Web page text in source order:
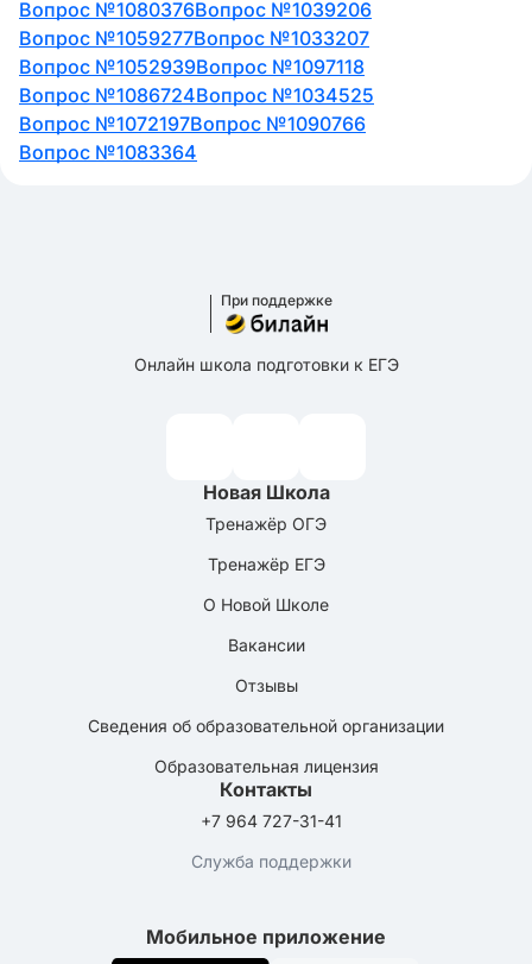
обсуждаешь проблему с менеджером или
выражаешь свои претензии через отзывы или
обратную связь магазина.
Вопрос №1080376Вопрос №1039206
Вопрос №1059277Вопрос №1033207
Вопрос №1052939Вопрос №1097118
Вопрос №1086724Вопрос №1034525
Вопрос №1072197Вопрос №1090766
Вопрос №1083364
При поддержке
Онлайн школа подготовки к ЕГЭ
Новая Школа
Тренажёр ОГЭ
Тренажёр ЕГЭ
О Новой Школе
Вакансии
Отзывы
Сведения об образовательной организации
Образовательная лицензия
Контакты
+7 964 727-31-41
Служба поддержки
Мобильное приложение